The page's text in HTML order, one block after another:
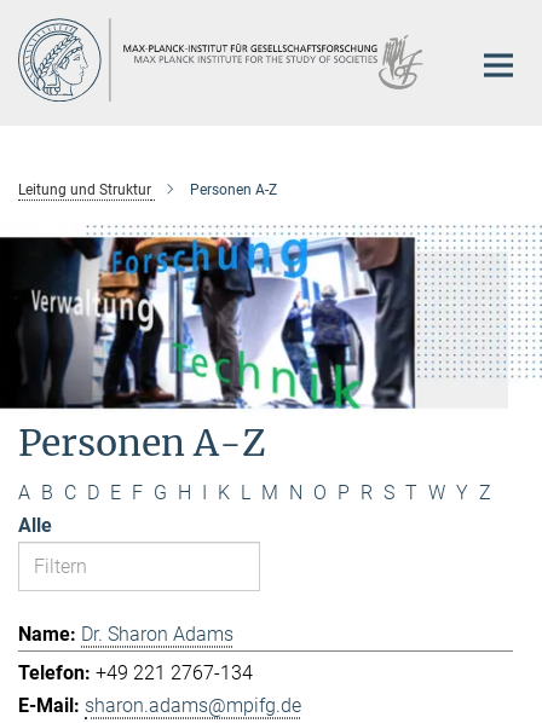
Hauptinhalt
Leitung und Struktur Personen A-Z
Personen A-Z
A B C D E F G H I K L M N O P R S T W Y Z
Alle
Dr. Sharon Adams
+49 221 2767-134
sharon.adams@mpifg.de